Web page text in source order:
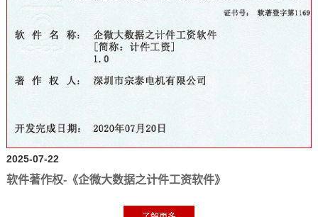
2025-07-22
软件著作权-《企微大数据之计件工资软件》